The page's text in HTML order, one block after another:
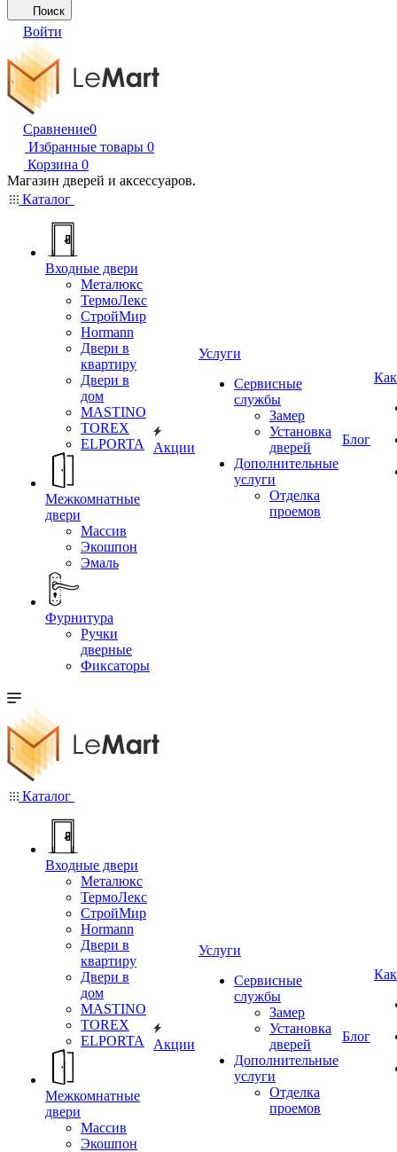
Поиск
Войти
Сравнение0
Избранные товары 0
Корзина 0
Магазин дверей и аксессуаров.
Каталог
Входные двери
Металюкс
ТермоЛекс
СтройМир
Hormann
Двери в
квартиру
Двери в
дом
MASTINO
TOREX
ELPORTA
Межкомнатные
двери
Массив
Экошпон
Эмаль
Фурнитура
Ручки
дверные
Фиксаторы
Акции
Услуги
Сервисные
службы
Замер
Установка
дверей
Дополнительные
услуги
Отделка
проемов
Блог
Каталог
Входные двери
Металюкс
ТермоЛекс
СтройМир
Hormann
Двери в
квартиру
Двери в
дом
MASTINO
TOREX
ELPORTA
Межкомнатные
двери
Массив
Экошпон
Акции
Услуги
Сервисные
службы
Замер
Установка
дверей
Дополнительные
услуги
Отделка
проемов
Блог